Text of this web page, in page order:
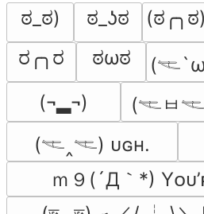
ಠ_ಠ) ಠ_ʖಠ (ಠ╭╮ಠ)
ರ╭╮ರ
ಠωಠ
(¬▂¬)
(𓌻ㅂ
(𓌻‸𓌻) ᴜɢʜ.
ｍ９(´Д｀*)